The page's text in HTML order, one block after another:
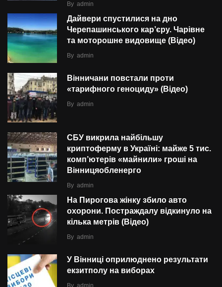
By admin
Дайвери спустилися на дно
Черепашинського кар’єру. Чарівне
та моторошне видовище (Відео)
By admin
Вінничани повстали проти
«тарифного геноциду» (Відео)
By admin
СБУ викрила найбільшу
криптоферму в Україні: майже 5 тис.
комп’ютерів «майнили» гроші на
Вінницяобленерго
By admin
На Пирогова жінку збило авто
охорони. Постраждалу відкинуло на
кілька метрів (Відео)
By admin
У Вінниці оприлюднено результати
екзитполу на виборах
By admin